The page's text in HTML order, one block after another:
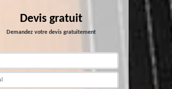
Devis gratuit
Demandez votre devis gratuitement